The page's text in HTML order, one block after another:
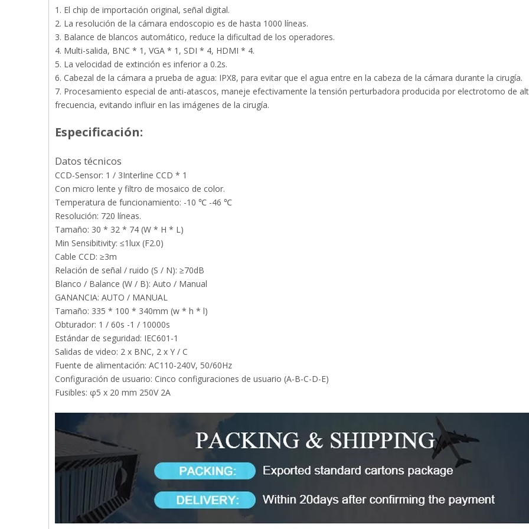
1. El chip de importación original, señal digital.
2. La resolución de la cámara endoscopio es de hasta 1000 líneas.
3. Balance de blancos automático, reduce la dificultad de los operadores.
4. Multi-salida, BNC * 1, VGA * 1, SDI * 4, HDMI * 4.
5. La velocidad de extinción es inferior a 0.2s.
6. Cabezal de la cámara a prueba de agua: IPX8, para evitar que el agua entre en la cabeza de la cámara durante la cirugía.
7. Procesamiento especial de anti-atascos, maneje efectivamente la tensión perturbadora producida por electrotomo de
frecuencia, evitando influir en las imágenes de la cirugía.
Especificación:
Datos técnicos
CCD-Sensor: 1 / 3Interline CCD * 1
Con micro lente y filtro de mosaico de color.
Temperatura de funcionamiento: -10 ℃ -46 ℃
Resolución: 720 líneas.
Tamaño: 30 * 32 * 74 (W * H * L)
Min Sensibitivity: ≤1lux (F2.0)
Cable CCD: ≥3m
Relación de señal / ruido (S / N): ≥70dB
Blanco / Balance (W / B): Auto / Manual
GANANCIA: AUTO / MANUAL
Tamaño: 335 * 100 * 340mm (w * h * l)
Obturador: 1 / 60s -1 / 10000s
Estándar de seguridad: IEC601-1
Salidas de video: 2 x BNC, 2 x Y / C
Fuente de alimentación: AC110-240V, 50/60Hz
Configuración de usuario: Cinco configuraciones de usuario (A-B-C-D-E)
Fusibles: φ5 x 20 mm 250V 2A